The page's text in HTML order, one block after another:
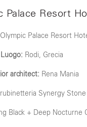
Palace Resort
Olympic Palace Resort
Luogo: Rodi, Grecia
architect: Rena Mania
rubinetteria Synergy
Black + Deep Nocturne